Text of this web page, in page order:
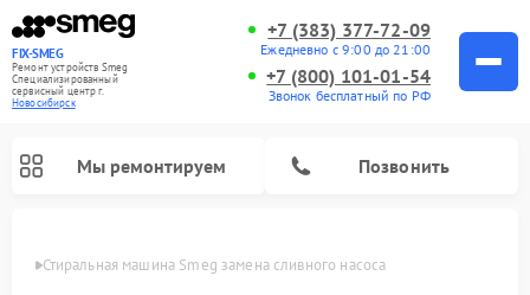
FIX-SMEG
Ремонт устройств Smeg
Специализированный
cервисный центр г.
Новосибирск
+7 (383) 377-72-09
Ежедневно с 9:00 до 21:00
+7 (800) 101-01-54
Звонок бесплатный по РФ
Мы ремонтируем Позвонить
Стиральная машина Smeg замена сливного насоса